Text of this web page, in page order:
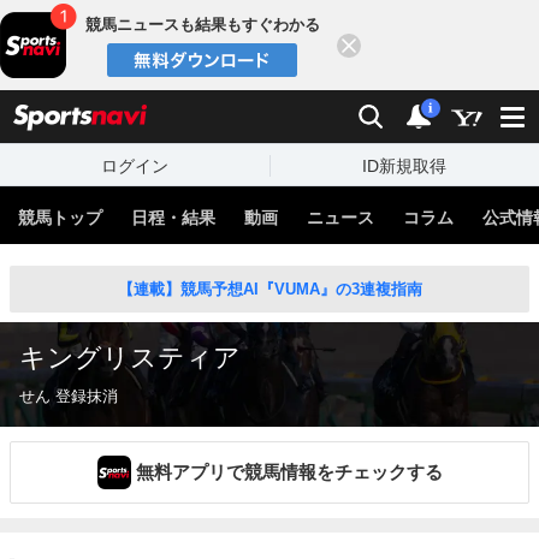
競馬ニュースも結果もすぐわかる
検索 通知
i
ログイン ID新規取得
競馬トップ 日程・結果 動画 ニュース コラム 公式情
【連載】競馬予想AI『VUMA』の3連複指南
キングリスティア
せん 登録抹消
無料アプリで競馬情報をチェックする